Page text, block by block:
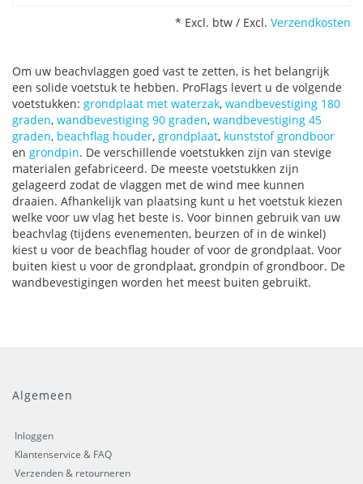
* Excl. btw / Excl. Verzendkosten
Om uw beachvlaggen goed vast te zetten, is het belangrijk
een solide voetstuk te hebben. ProFlags levert u de volgende
voetstukken: grondplaat met waterzak, wandbevestiging 180
graden, wandbevestiging 90 graden, wandbevestiging 45
graden, beachflag houder, grondplaat, kunststof grondboor
en grondpin. De verschillende voetstukken zijn van stevige
materialen gefabriceerd. De meeste voetstukken zijn
gelageerd zodat de vlaggen met de wind mee kunnen
draaien. Afhankelijk van plaatsing kunt u het voetstuk kiezen
welke voor uw vlag het beste is. Voor binnen gebruik van uw
beachvlag (tijdens evenementen, beurzen of in de winkel)
kiest u voor de beachflag houder of voor de grondplaat. Voor
buiten kiest u voor de grondplaat, grondpin of grondboor. De
wandbevestigingen worden het meest buiten gebruikt.
Algemeen
Inloggen
Klantenservice & FAQ
Verzenden & retourneren